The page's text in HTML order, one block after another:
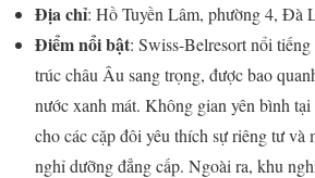
Địa chỉ: Hồ Tuyền Lâm, phường 4, Đà
Điểm nổi bật: Swiss-Belresort nổi
trúc châu Âu sang trọng, được bao
nước xanh mát. Không gian yên bình
cho các cặp đôi yêu thích sự riêng tư và
nghỉ dưỡng đẳng cấp. Ngoài ra, khu